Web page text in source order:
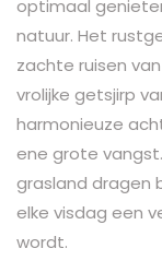
optimaal
natuur. Het
zachte ruisen
vrolijke getsjirp
harmonieuze
ene grote
grasland dragen
elke visdag een
wordt.